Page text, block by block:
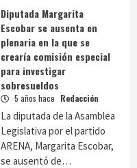
Diputada Margarita
Escobar se ausenta en
plenaria en la que se
crearía comisión especial
para investigar
sobresueldos
5 años hace Redacción
La diputada de la Asamblea
Legislativa por el partido
ARENA, Margarita Escobar,
se ausentó de…